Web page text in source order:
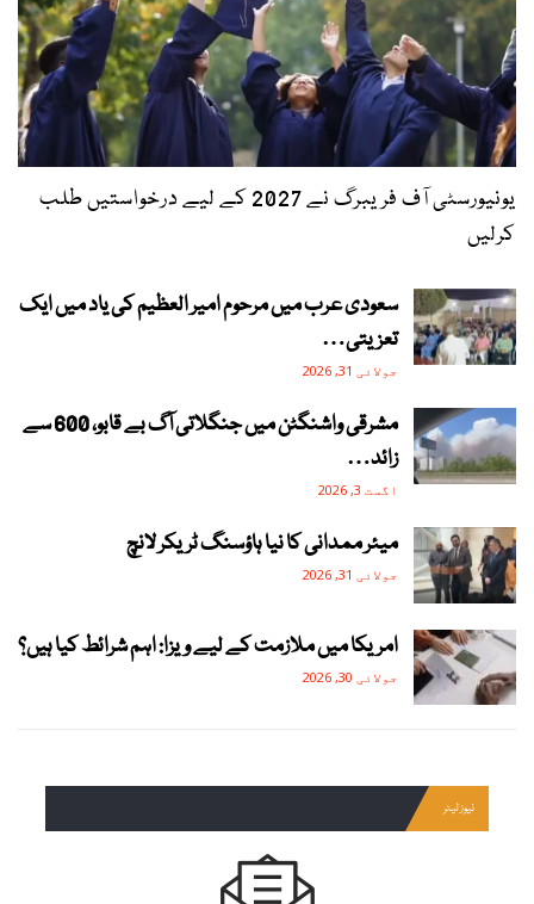
یونیورسٹی آف فریبرگ نے 2027 کے لیے درخواستیں طلب
کرلیں
سعودی عرب میں مرحوم امیر العظیم کی یاد میں ایک
تعزیتی…
جولائی 31, 2026
مشرقی واشنگٹن میں جنگلاتی آگ بے قابو، 600 سے
زائد…
اگست 3, 2026
میئر ممدانی کا نیا ہاؤسنگ ٹریکر لانچ
جولائی 31, 2026
امریکا میں ملازمت کے لیے ویزا: اہم شرائط کیا ہیں؟
جولائی 30, 2026
نیوز لیٹر